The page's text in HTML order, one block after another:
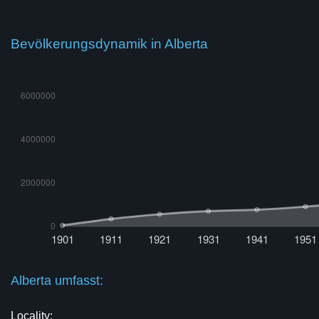
Bevölkerungsdynamik in Alberta
Alberta umfasst:
Locality: